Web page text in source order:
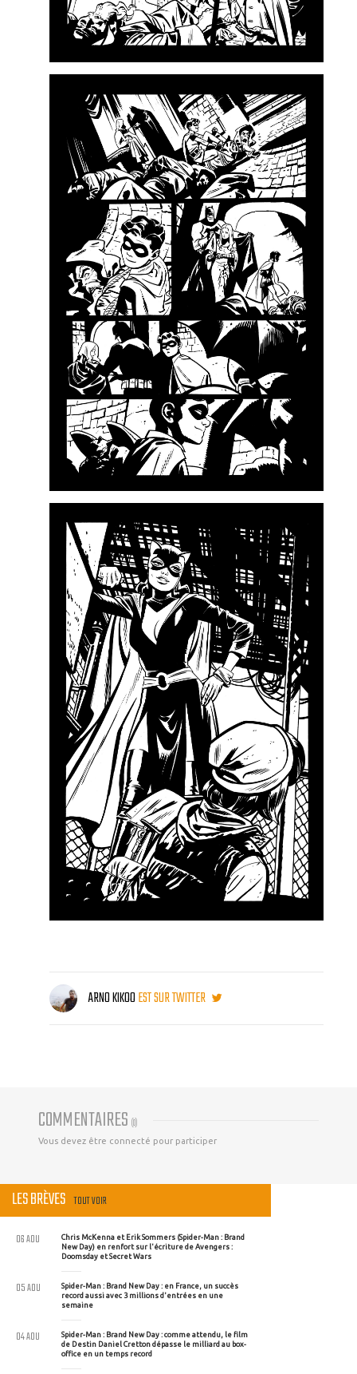
ARNO KIKOOEST SUR TWITTER
COMMENTAIRES (0)
Vous devez être connecté pour participer
LES BRÈVES TOUT VOIR
Chris McKenna et Erik Sommers (Spider-Man : Brand
New Day) en renfort sur l'écriture de Avengers :
Doomsday et Secret Wars
06 AOU
Spider-Man : Brand New Day : en France, un succès
record aussi avec 3 millions d'entrées en une
semaine
05 AOU
Spider-Man : Brand New Day : comme attendu, le film
de Destin Daniel Cretton dépasse le milliard au box-
office en un temps record
04 AOU